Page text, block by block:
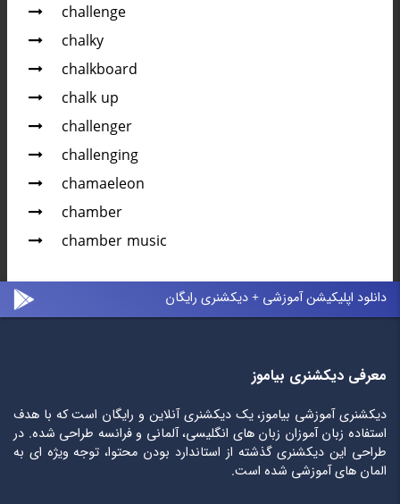
challenge
chalky
chalkboard
chalk up
challenger
challenging
chamaeleon
chamber
chamber music
دانلود اپلیکیشن آموزشی + دیکشنری رایگان
معرفی دیکشنری بیاموز
دیکشنری آموزشی بیاموز، یک دیکشنری آنلاین و رایگان است که با هدف
استفاده زبان آموزان زبان های انگلیسی، آلمانی و فرانسه طراحی شده. در
طراحی این دیکشنری گذشته از استاندارد بودن محتوا، توجه ویژه ای به
المان های آموزشی شده است.